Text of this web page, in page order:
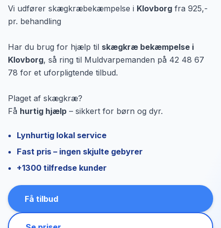
Vi udfører skægkræbekæmpelse i Klovborg fra 925,-
pr. behandling
Har du brug for hjælp til skægkræ bekæmpelse i
Klovborg, så ring til Muldvarpemanden på 42 48 67
78 for et uforpligtende tilbud.
Plaget af skægkræ?
Få hurtig hjælp – sikkert for børn og dyr.
Lynhurtig lokal service
Fast pris – ingen skjulte gebyrer
+1300 tilfredse kunder
Få tilbud